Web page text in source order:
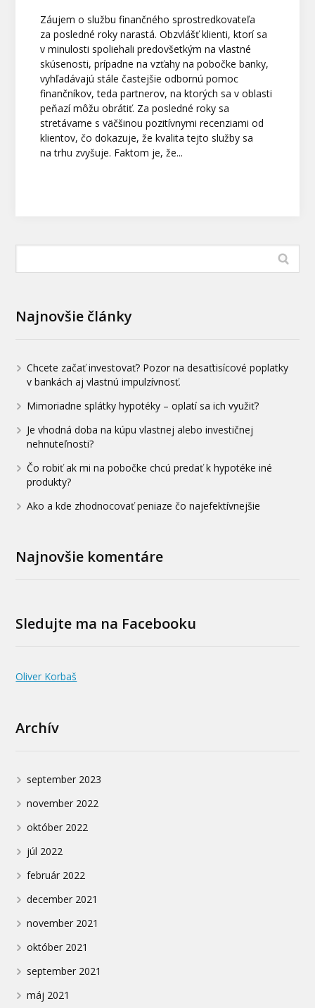
Záujem o službu finančného sprostredkovateľa
za posledné roky narastá. Obzvlášť klienti, ktorí sa
v minulosti spoliehali predovšetkým na vlastné
skúsenosti, prípadne na vzťahy na pobočke banky,
vyhľadávajú stále častejšie odbornú pomoc
finančníkov, teda partnerov, na ktorých sa v oblasti
peňazí môžu obrátiť. Za posledné roky sa
stretávame s väčšinou pozitívnymi recenziami od
klientov, čo dokazuje, že kvalita tejto služby sa
na trhu zvyšuje. Faktom je, že...
Najnovšie články
Chcete začať investovať? Pozor na desaťtisícové poplatky
v bankách aj vlastnú impulzívnosť.
Mimoriadne splátky hypotéky – oplatí sa ich využiť?
Je vhodná doba na kúpu vlastnej alebo investičnej
nehnuteľnosti?
Čo robiť ak mi na pobočke chcú predať k hypotéke iné
produkty?
Ako a kde zhodnocovať peniaze čo najefektívnejšie
Najnovšie komentáre
Sledujte ma na Facebooku
Oliver Korbaš
Archív
september 2023
november 2022
október 2022
júl 2022
február 2022
december 2021
november 2021
október 2021
september 2021
máj 2021